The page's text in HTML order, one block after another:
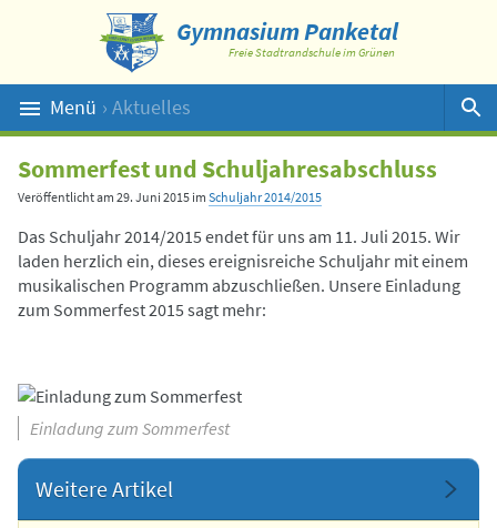
Gymnasium Panketal
Freie Stadtrandschule im Grünen
Menü › Aktuelles
Suche
Sommerfest und Schuljahresabschluss
Veröffentlicht am 29. Juni 2015 im Schuljahr 2014/2015
Das Schuljahr 2014/2015 endet für uns am 11. Juli 2015. Wir
laden herzlich ein, dieses ereignisreiche Schuljahr mit einem
musikalischen Programm abzuschließen. Unsere Einladung
zum Sommerfest 2015 sagt mehr:
Einladung zum Sommerfest
Weitere Artikel